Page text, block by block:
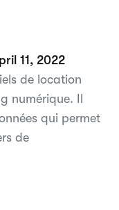
11, 2022
de location
numérique. Il
qui permet
de